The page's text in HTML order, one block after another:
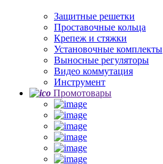
Защитные решетки
Проставочные кольца
Крепеж и стяжки
Установочные комплекты
Выносные регуляторы
Видео коммутация
Инструмент
Промотовары